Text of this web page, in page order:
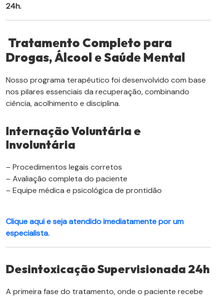
24h.
Tratamento Completo para
Drogas, Álcool e Saúde Mental
Nosso programa terapêutico foi desenvolvido com base
nos pilares essenciais da recuperação, combinando
ciência, acolhimento e disciplina.
Internação Voluntária e
Involuntária
– Procedimentos legais corretos
– Avaliação completa do paciente
– Equipe médica e psicológica de prontidão
Clique aqui e seja atendido imediatamente por um
especialista.
Desintoxicação Supervisionada 24h
A primeira fase do tratamento, onde o paciente recebe